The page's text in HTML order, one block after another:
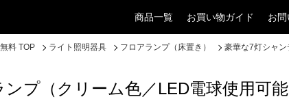
商品一覧 お買い物ガイド お
料 TOP ライト照明器具 フロアランプ（床置き） 豪華な7灯シャン
プ（クリーム色／LED電球使用可能